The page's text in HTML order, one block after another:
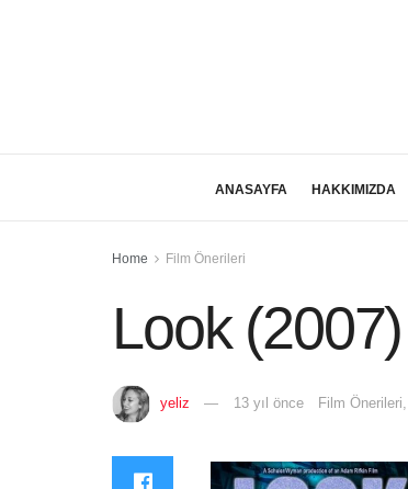
ANASAYFA HAKKIMIZDA
Home Film Önerileri
Look (2007)
yeliz 13 yıl önce Film Önerileri